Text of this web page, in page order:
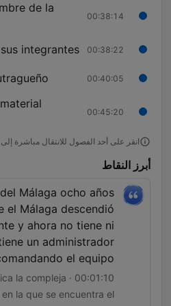
00:38:14
de la
00:38:22
integrantes
00:40:05
00:45:20
انقر على أحد الفصول للانتقال مباشرة
أبرز النقاط
Málaga ocho años
el Málaga descendió
y ahora no tiene ni
un administrador
el equipo
explica la compleja
la que se encuentra el